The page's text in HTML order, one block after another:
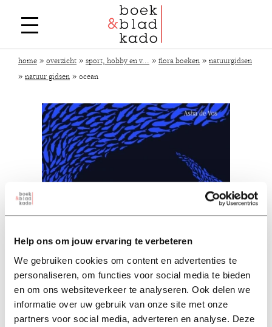
Help ons om jouw ervaring te verbeteren
We gebruiken cookies om content en advertenties te
personaliseren, om functies voor social media te bieden
en om ons websiteverkeer te analyseren. Ook delen we
informatie over uw gebruik van onze site met onze
partners voor social media, adverteren en analyse. Deze
home » overzicht » sport, hobby en v... » flora boeken » natuurgidsen
» natuur gidsen » ocean